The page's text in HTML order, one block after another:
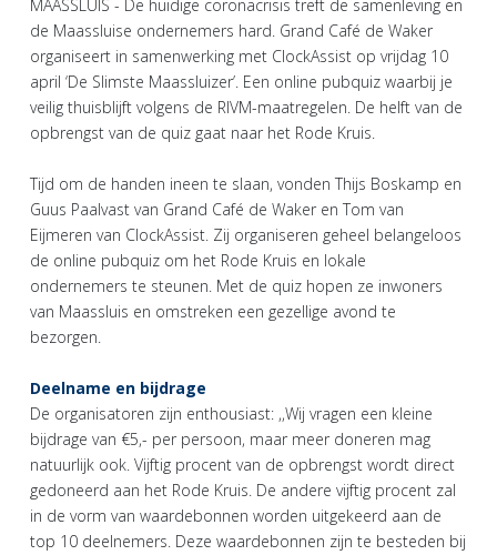
MAASSLUIS - De huidige coronacrisis treft de samenleving en
de Maassluise ondernemers hard. Grand Café de Waker
organiseert in samenwerking met ClockAssist op vrijdag 10
april ‘De Slimste Maassluizer’. Een online pubquiz waarbij je
veilig thuisblijft volgens de RIVM-maatregelen. De helft van de
opbrengst van de quiz gaat naar het Rode Kruis.
Tijd om de handen ineen te slaan, vonden Thijs Boskamp en
Guus Paalvast van Grand Café de Waker en Tom van
Eijmeren van ClockAssist. Zij organiseren geheel belangeloos
de online pubquiz om het Rode Kruis en lokale
ondernemers te steunen. Met de quiz hopen ze inwoners
van Maassluis en omstreken een gezellige avond te
bezorgen.
Deelname en bijdrage
De organisatoren zijn enthousiast: ,,Wij vragen een kleine
bijdrage van €5,- per persoon, maar meer doneren mag
natuurlijk ook. Vijftig procent van de opbrengst wordt direct
gedoneerd aan het Rode Kruis. De andere vijftig procent zal
in de vorm van waardebonnen worden uitgekeerd aan de
top 10 deelnemers. Deze waardebonnen zijn te besteden bij